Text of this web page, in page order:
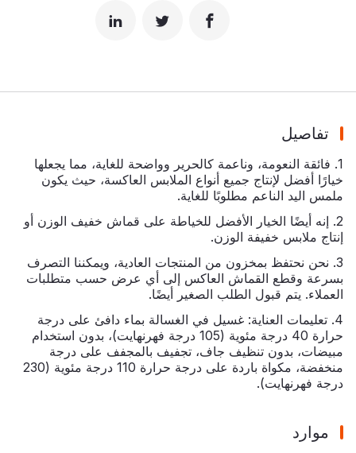
تفاصيل
1. فائقة النعومة، وناعمة كالحرير وواضحة للغاية، مما يجعلها
خيارًا أفضل لإنتاج جميع أنواع الملابس العاكسة، حيث يكون
ملمس اليد الناعم مطلوبًا للغاية.
2. إنه أيضًا الخيار الأفضل للخياطة على قماش خفيف الوزن أو
إنتاج ملابس خفيفة الوزن.
3. نحن نحتفظ بمخزون من المنتجات العادية، ويمكننا التصرف
بسرعة وقطع القماش العاكس إلى أي عرض حسب متطلبات
العملاء. يتم قبول الطلب الصغير أيضًا.
4. تعليمات العناية: غسيل في الغسالة بماء دافئ على درجة
حرارة 40 درجة مئوية (105 درجة فهرنهايت)، بدون استخدام
مبيضات، بدون تنظيف جاف، تجفيف بالمجفف على درجة
منخفضة، مكواة باردة على درجة حرارة 110 درجة مئوية (230
درجة فهرنهايت).
موارد